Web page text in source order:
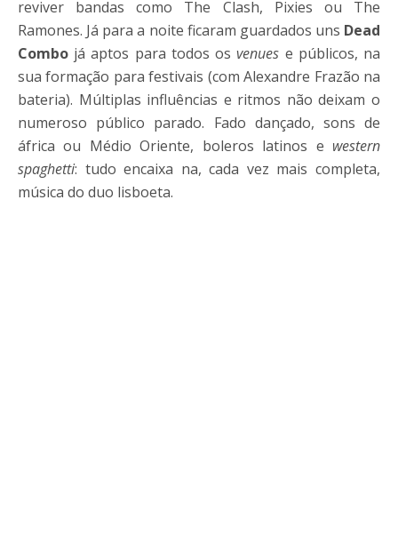
reviver bandas como The Clash, Pixies ou The
Ramones. Já para a noite ficaram guardados uns Dead
Combo já aptos para todos osvenues e públicos, na
sua formação para festivais (com Alexandre Frazão na
bateria). Múltiplas influências e ritmos não deixam o
numeroso público parado. Fado dançado, sons de
áfrica ou Médio Oriente, boleros latinos e western
spaghetti: tudo encaixa na, cada vez mais completa,
música do duo lisboeta.